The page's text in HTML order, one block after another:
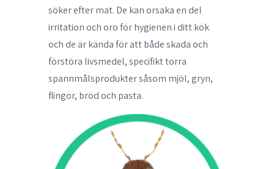
söker efter mat. De kan orsaka en del
irritation och oro för hygienen i ditt kök
och de är kända för att både skada och
förstöra livsmedel, specifikt torra
spannmålsprodukter såsom mjöl, gryn,
flingor, bröd och pasta.